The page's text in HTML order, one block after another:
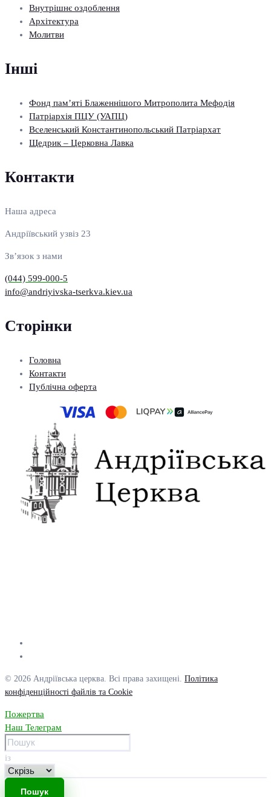
Внутрішнє оздоблення
Архітектура
Молитви
Інші
Фонд пам’яті Блаженнішого Митрополита Мефодія
Патріархія ПЦУ (УАПЦ)
Вселенський Константинопольський Патріархат
Щедрик – Церковна Лавка
Контакти
Наша адреса
Андріївський узвіз 23
Зв’язок з нами
(044) 599-000-5
info@andriyivska-tserkva.kiev.ua
Сторінки
Головна
Контакти
Публічна оферта
© 2026 Андріївська церква. Всі права захищені. Політика
конфіденційності файлів та Cookie
Пожертва
Наш Телеграм
із